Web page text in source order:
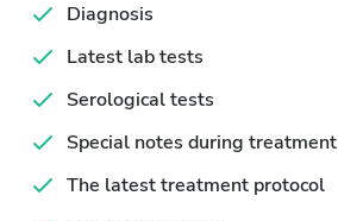
Diagnosis
Latest lab tests
Serological tests
Special notes during treatment
The latest treatment protocol